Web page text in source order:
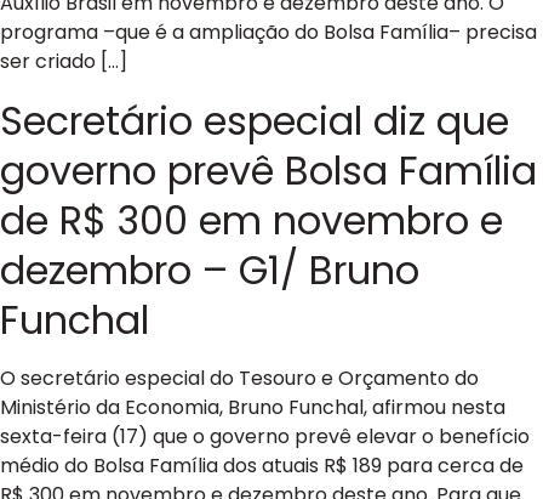
programa –que é a ampliação do Bolsa Família– precisa
ser criado […]
Secretário especial diz que
governo prevê Bolsa Família
de R$ 300 em novembro e
dezembro – G1/ Bruno
Funchal
O secretário especial do Tesouro e Orçamento do
Ministério da Economia, Bruno Funchal, afirmou nesta
sexta-feira (17) que o governo prevê elevar o benefício
médio do Bolsa Família dos atuais R$ 189 para cerca de